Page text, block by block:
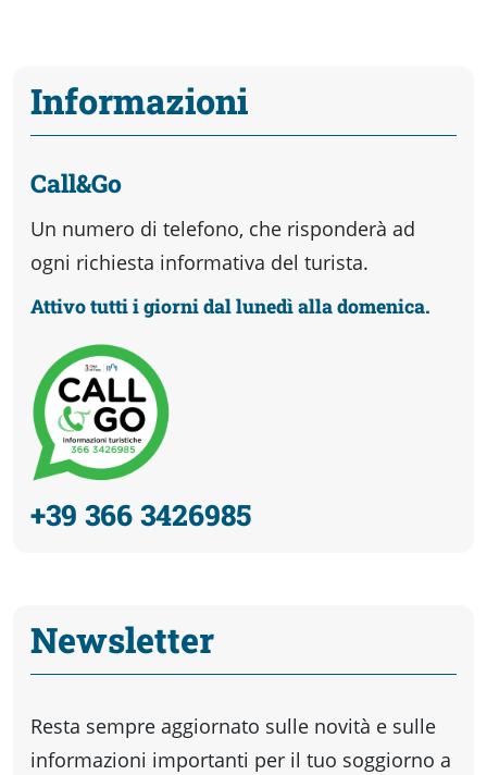
Informazioni
Call&Go
Un numero di telefono, che risponderà ad
ogni richiesta informativa del turista.
Attivo tutti i giorni dal lunedì alla domenica.
+39 366 3426985
Newsletter
Resta sempre aggiornato sulle novità e sulle
informazioni importanti per il tuo soggiorno a